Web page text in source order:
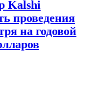
Kalshi
проведения
на годовой